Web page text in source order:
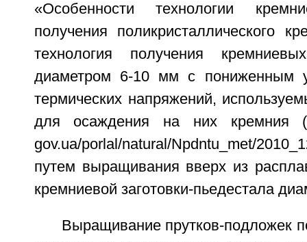
«Особенности технологии
получения поликристаллического
технология получения
диаметром 6-10 мм с пониженным
термических напряжений,
для осаждения на них кремния
gov.ua/porlal/natural/Npdntu_met/
путем выращивания вверх из
кремниевой заготовки-пьедестала
Выращивание прутков-подложек